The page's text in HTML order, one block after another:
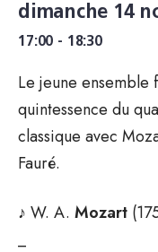
dimanche 14
17:00 - 18:30
Le jeune ensemble
quintessence du
classique avec
Fauré.
♪ W. A. Mozart
_